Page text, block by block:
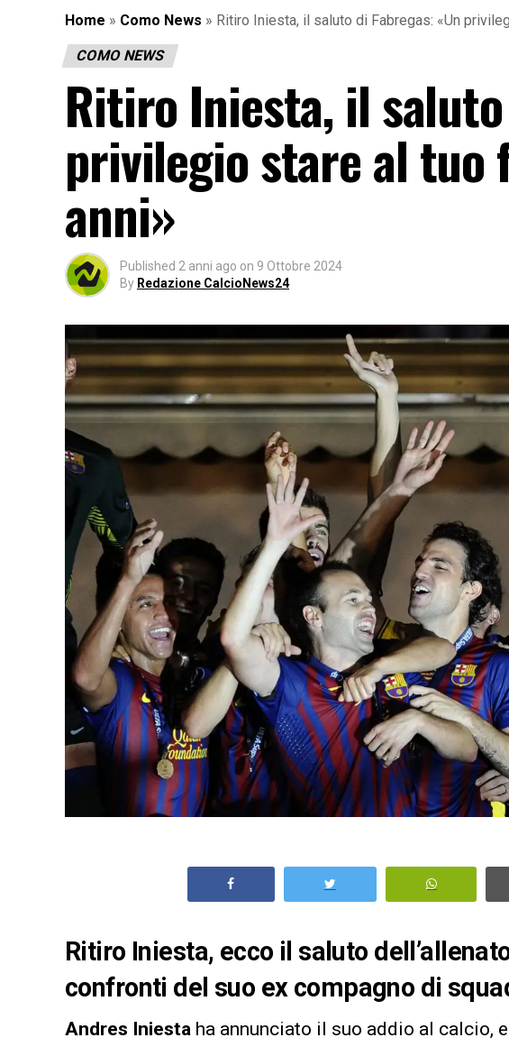
Home » Como News » Ritiro Iniesta, il saluto di Fabregas: «Un
COMO NEWS
Ritiro Iniesta, il
privilegio stare al
anni»
Published 2 anni ago on 9 Ottobre 2024
By Redazione CalcioNews24
Ritiro Iniesta, ecco il saluto
confronti del suo ex compagno di
Andres Iniesta ha annunciato il suo addio al calcio,